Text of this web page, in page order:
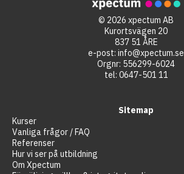
© 2026 xpectum AB
Kurortsvägen 20
837 51 ÅRE
e-post: info@xpectum.se
Orgnr: 556299-6024
tel: 0647-501 11
Sitemap
Kurser
Vanliga frågor / FAQ
Referenser
Hur vi ser på utbildning
Om Xpectum